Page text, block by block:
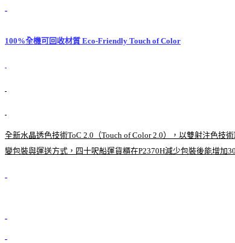
100%全機可回收材質 Eco-Friendly Touch of Color
全新水晶透色技術ToC 2.0（Touch of Color 2.0），以雙射注色
變包裝與運送方式，四十呎船運貨櫃在P2370H減少包裝後能增